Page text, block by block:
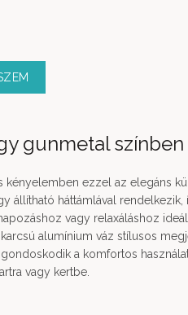
gunmetal színben
kényelemben ezzel az elegáns
állítható háttámlával
vagy relaxáláshoz
karcsú alumínium váz stílusos
a komfortos
vagy kertbe.